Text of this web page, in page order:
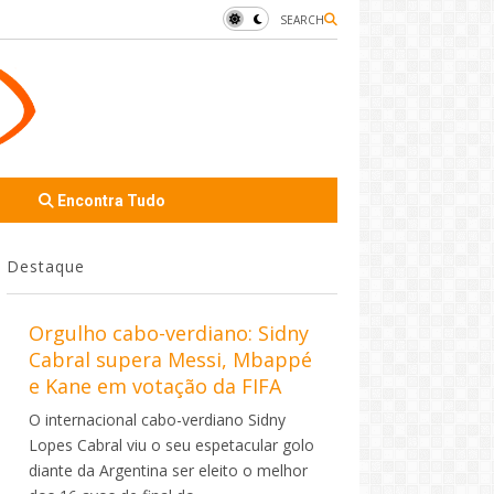
SEARCH
Encontra Tudo
Destaque
Orgulho cabo-verdiano: Sidny
Cabral supera Messi, Mbappé
e Kane em votação da FIFA
O internacional cabo-verdiano Sidny
Lopes Cabral viu o seu espetacular golo
diante da Argentina ser eleito o melhor